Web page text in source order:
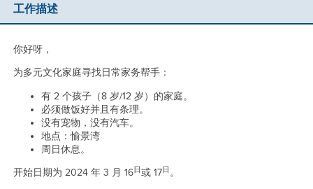
工作描述
你好呀，
为多元文化家庭寻找日常家务帮手：
有 2 个孩子（8 岁/12 岁）的家庭。
必须做饭好并且有条理。
没有宠物，没有汽车。
地点：愉景湾
周日休息。
开始日期为 2024 年 3 月 16日或 17日 。